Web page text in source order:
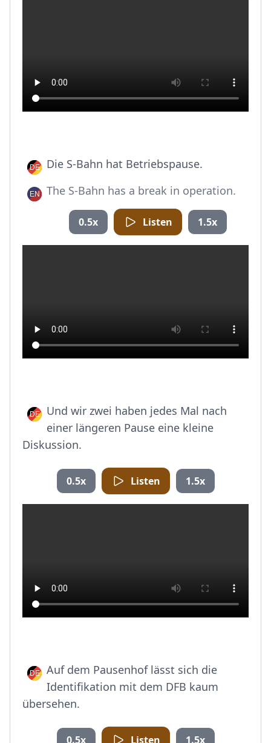
Die S-Bahn hat Betriebspause.
The S-Bahn has a break in operation.
0.5x Listen 1.5x
Und wir zwei haben jedes Mal nach
einer längeren Pause eine kleine
Diskussion.
0.5x Listen 1.5x
Auf dem Pausenhof lässt sich die
Identifikation mit dem DFB kaum
übersehen.
0.5x Listen 1.5x